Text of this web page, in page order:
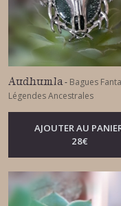
Audhumla- Bagues
Légendes Ancestrales
AJOUTER AU
28€